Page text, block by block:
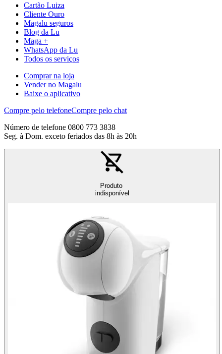
Cartão Luiza
Cliente Ouro
Magalu seguros
Blog da Lu
Maga +
WhatsApp da Lu
Todos os serviços
Comprar na loja
Vender no Magalu
Baixe o aplicativo
Compre pelo telefoneCompre pelo chat
Número de telefone 0800 773 3838
Seg. à Dom. exceto feriados das 8h às 20h
Produto
indisponível